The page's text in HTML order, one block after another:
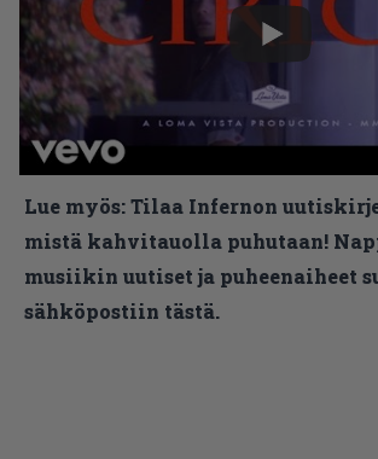
Lue myös:Tilaa Infernon
mistä kahvitauolla puhutaan!
musiikin uutiset ja puheenaiheet
sähköpostiin tästä.